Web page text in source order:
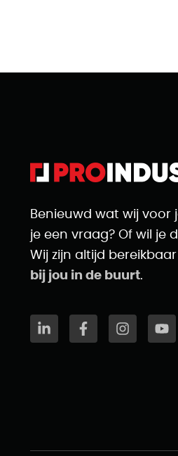
Benieuwd wat wij voor
je een vraag? Of wil je
Wij zijn altijd
bij jou in de buurt.